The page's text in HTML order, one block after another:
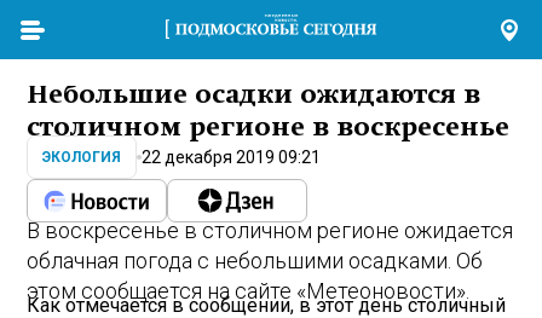
Небольшие осадки ожидаются в
столичном регионе в воскресенье
ЭКОЛОГИЯ 22 декабря 2019 09:21
В воскресенье в столичном регионе ожидается
облачная погода с небольшими осадками. Об
этом сообщается на сайте «Метеоновости».
Как отмечается в сообщении, в этот день столичный